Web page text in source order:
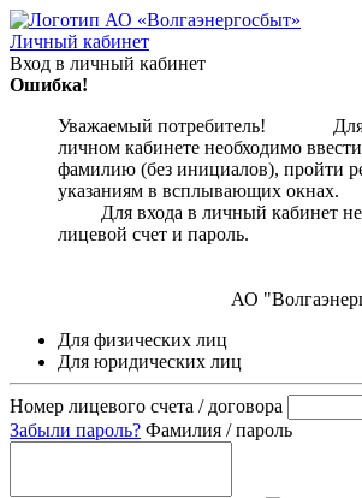
Личный кабинет
Вход в личный кабинет
Ошибка!
Уважаемый потребитель! Для
личном кабинете необходимо
фамилию (без инициалов), пройти
указаниям в
Для входа в личный кабинет
лицевой счет
АО
Для физических лиц
Для юридических лиц
Номер лицевого счета / договора
Забыли пароль? Фамилия / пароль